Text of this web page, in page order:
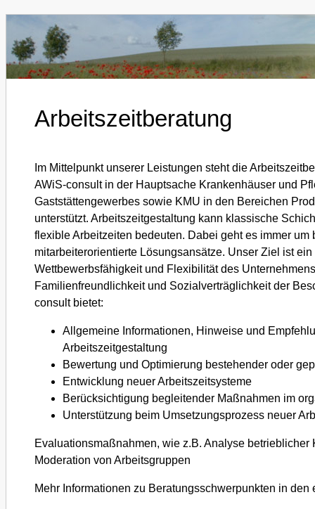
Arbeitszeitberatung
Im Mittelpunkt unserer Leistungen steht die
AWiS-consult in der Hauptsache Krankenhäuser und
Gaststättengewerbes sowie KMU in den Bereichen
unterstützt. Arbeitszeitgestaltung kann klassische
flexible Arbeitzeiten bedeuten. Dabei geht es immer
mitarbeiterorientierte Lösungsansätze. Unser Ziel ist
Wettbewerbsfähigkeit und Flexibilität des
Familienfreundlichkeit und Sozialverträglichkeit der
consult bietet:
Allgemeine Informationen, Hinweise und
Arbeitszeitgestaltung
Bewertung und Optimierung bestehender oder
Entwicklung neuer Arbeitszeitsysteme
Berücksichtigung begleitender Maßnahmen im
Unterstützung beim Umsetzungsprozess neuer
Evaluationsmaßnahmen, wie z.B. Analyse
Moderation von Arbeitsgruppen
Mehr Informationen zu Beratungsschwerpunkten in